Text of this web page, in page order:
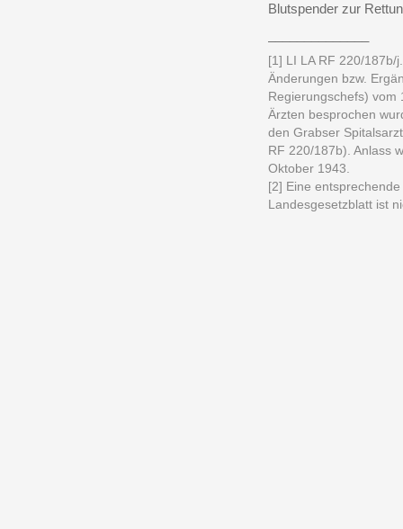
Blutspender zur
[1] LI LA RF 220/187b/
Änderungen bzw.
Regierungschefs) vom
Ärzten besprochen
den Grabser
RF 220/187b). Anlass
Oktober 1943.
[2] Eine
Landesgesetzblatt ist